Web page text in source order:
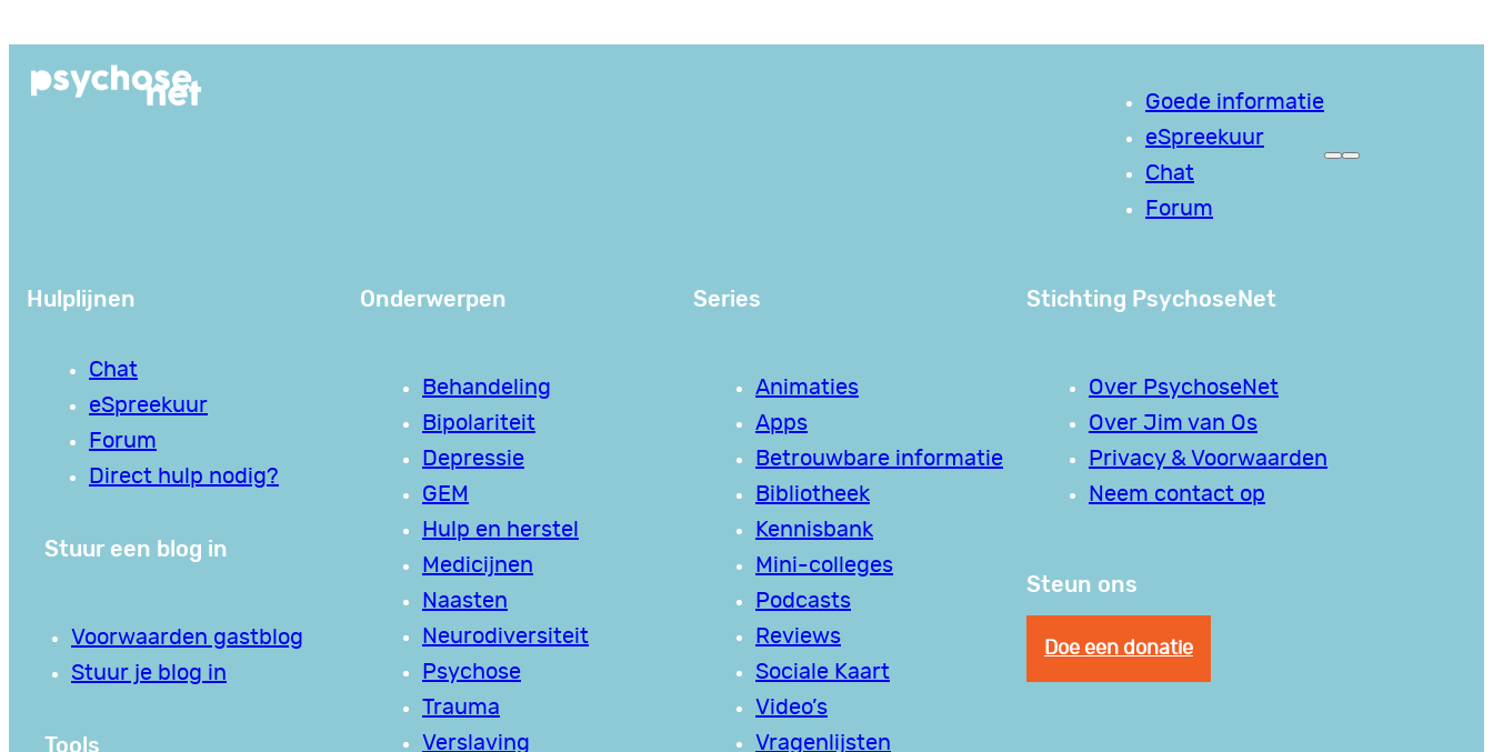
de
Goede informatie
eSpreekuur
Chat
Forum
Hulplijnen
Chat
eSpreekuur
Forum
Direct hulp nodig?
Stuur een blog in
Voorwaarden gastblog
Stuur je blog in
Tools
Onderwerpen
Behandeling
Bipolariteit
Depressie
GEM
Hulp en herstel
Medicijnen
Naasten
Neurodiversiteit
Psychose
Trauma
Verslaving
Series
Animaties
Apps
Betrouwbare informatie
Bibliotheek
Kennisbank
Mini-colleges
Podcasts
Reviews
Sociale Kaart
Video’s
Vragenlijsten
Stichting PsychoseNet
Over PsychoseNet
Over Jim van Os
Privacy & Voorwaarden
Neem contact op
Steun ons
Doe een donatie